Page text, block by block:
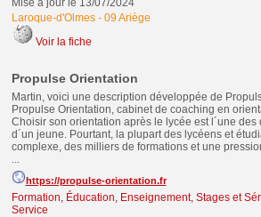
Mise à jour le 13/07/2024
Laroque-d'Olmes- 09 Ariège
Voir la fiche
Propulse Orientation
Martin, voici une description développée de
Propulse Orientation, cabinet de coaching en
Choisir son orientation après le lycée est l´une
d´un jeune. Pourtant, la plupart des lycéens et
complexe, des milliers de formations et une
...
https://propulse-orientation.fr
Formation, Éducation, Enseignement, Stages et
Service